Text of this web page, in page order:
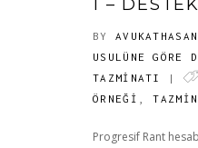
1 –
BY AVUKATHASAN
USULÜNE GÖRE
TAZMİNATI
|
ÖRNEĞI
,
Progresif Rant